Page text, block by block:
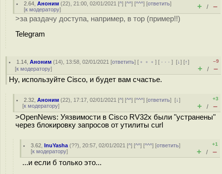
2.64 ,Аноним (22), 21:00, 02/01/2021 [^] [^^] [^^^] [ответить]
[к модератору] + / –
>за раздачу доступа, например, в тор (пример!!)
Telegram
1.14 ,Аноним (14), 13:58, 02/01/2021 [ответить] [ ﹢﹢﹢] [ · · ·][↓] [↑]
[к модератору]
–9
+ / –
Ну, используйте Cisco, и будет вам счастье.
2.32 ,Аноним (22), 17:17, 02/01/2021 [^] [^^] [^^^] [ответить][↓]
[к модератору]
+3
+ / –
>OpenNews: Уязвимости в Cisco RV32x были "устранены"
через блокировку запросов от утилиты curl
3.62 ,InuYasha (??), 20:57, 02/01/2021 [^] [^^] [^^^] [ответить]
[к модератору]
+1
+ / –
...и если б только это...